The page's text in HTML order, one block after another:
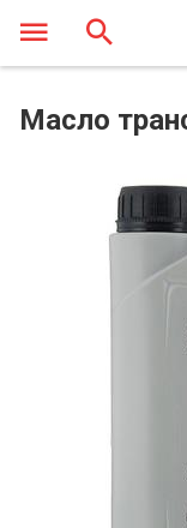
Масло